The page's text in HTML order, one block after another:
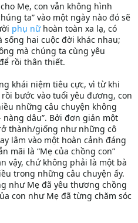
Mẹ, con vẫn không hình
ta” vào một ngày nào đó sẽ
phụ nữhoàn toàn xa lạ, có
hai cuộc đời khác nhau;
mà chúng ta cùng yêu
rồi thân thiết.
khái niệm tiêu cực, vì từ khi
bước vào tuổi yêu đương, con
những câu chuyện không
nàng dâu”. Bởi đơn giản một
thành/giống như những cô
lâm vào một hoàn cảnh đáng
mãi là “Mẹ của chồng con”
vậy, chứ không phải là một bà
trong những câu chuyện ấy.
như Mẹ đã yêu thương chồng
con như Mẹ đã từng chăm sóc